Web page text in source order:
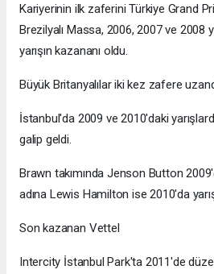
Kariyerinin ilk zaferini Türkiye Grand
Brezilyalı Massa, 2006, 2007 ve 2008
yarışın kazananı oldu.
Büyük Britanyalılar iki kez zafere
İstanbul'da 2009 ve 2010'daki
galip geldi.
Brawn takımında Jenson Button
adına Lewis Hamilton ise 2010'da
Son kazanan Vettel
Intercity İstanbul Park'ta 2011'de